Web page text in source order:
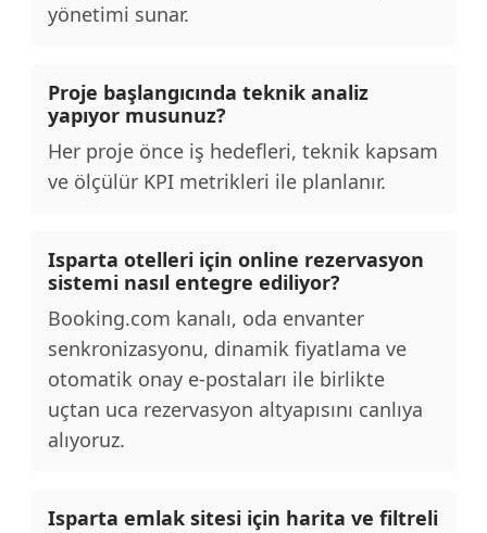
yönetimi sunar.
Proje başlangıcında teknik analiz
yapıyor musunuz?
Her proje önce iş hedefleri, teknik kapsam
ve ölçülür KPI metrikleri ile planlanır.
Isparta otelleri için online rezervasyon
sistemi nasıl entegre ediliyor?
Booking.com kanalı, oda envanter
senkronizasyonu, dinamik fiyatlama ve
otomatik onay e-postaları ile birlikte
uçtan uca rezervasyon altyapısını canlıya
alıyoruz.
Isparta emlak sitesi için harita ve filtreli